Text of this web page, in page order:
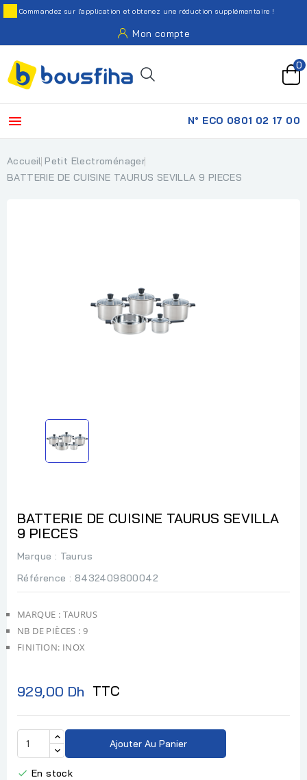
Commandez sur l'application et obtenez une réduction supplémentaire !
Mon compte
0
 N° ECO 0801 02 17 00
Accueil Petit Electroménager
BATTERIE DE CUISINE TAURUS SEVILLA 9 PIECES
BATTERIE DE CUISINE TAURUS SEVILLA
9 PIECES
Marque : Taurus
Référence : 8432409800042
MARQUE : TAURUS
NB DE PIÈCES : 9
FINITION: INOX
929,00 Dh TTC
Ajouter Au Panier
 En stock